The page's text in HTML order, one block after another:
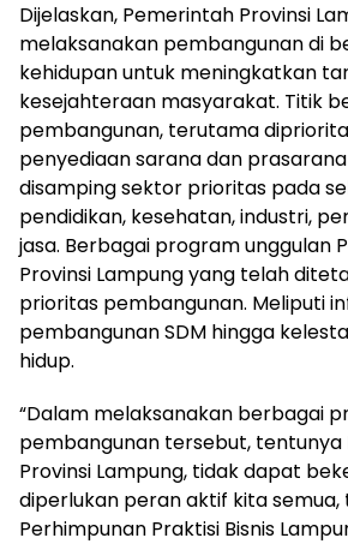
Dijelaskan, Pemerintah Provinsi
melaksanakan pembangunan di
kehidupan untuk meningkatkan
kesejahteraan masyarakat. Titik
pembangunan, terutama
penyediaan sarana dan
disamping sektor prioritas pada
pendidikan, kesehatan, industri,
jasa. Berbagai program unggulan
Provinsi Lampung yang telah
prioritas pembangunan. Meliputi
pembangunan SDM hingga
hidup.
“Dalam melaksanakan berbagai
pembangunan tersebut, tentunya
Provinsi Lampung, tidak dapat
diperlukan peran aktif kita
Perhimpunan Praktisi Bisnis